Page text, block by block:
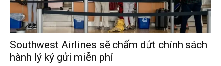
Southwest Airlines sẽ chấm dứt chính sách
hành lý ký gửi miễn phí